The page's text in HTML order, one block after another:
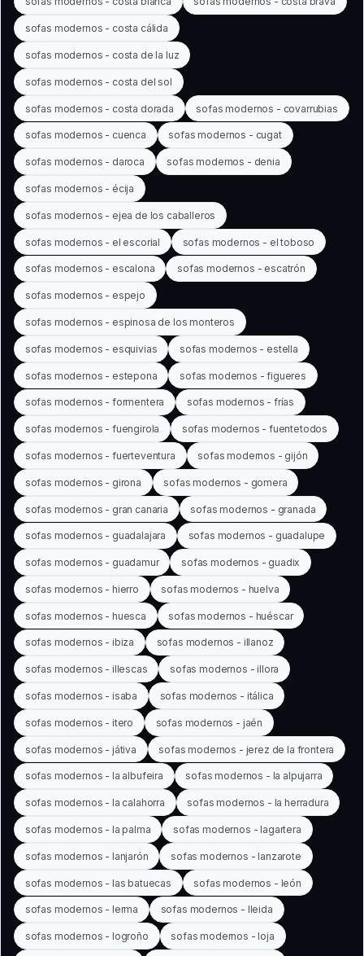
sofas modernos - costa cálida
sofas modernos - costa de la luz
sofas modernos - costa del sol
sofas modernos - costa dorada sofas modernos - covarrubias
sofas modernos - cuenca sofas modernos - cugat
sofas modernos - daroca sofas modernos - denia
sofas modernos - écija
sofas modernos - ejea de los caballeros
sofas modernos - el escorial sofas modernos - el toboso
sofas modernos - escalona sofas modernos - escatrón
sofas modernos - espejo
sofas modernos - espinosa de los monteros
sofas modernos - esquivias sofas modernos - estella
sofas modernos - estepona sofas modernos - figueres
sofas modernos - formentera sofas modernos - frías
sofas modernos - fuengirola sofas modernos - fuentetodos
sofas modernos - fuerteventura sofas modernos - gijón
sofas modernos - girona sofas modernos - gomera
sofas modernos - gran canaria sofas modernos - granada
sofas modernos - guadalajara sofas modernos - guadalupe
sofas modernos - guadamur sofas modernos - guadix
sofas modernos - hierro sofas modernos - huelva
sofas modernos - huesca sofas modernos - huéscar
sofas modernos - ibiza sofas modernos - illanoz
sofas modernos - illescas sofas modernos - illora
sofas modernos - isaba sofas modernos - itálica
sofas modernos - itero sofas modernos - jaén
sofas modernos - játiva sofas modernos - jerez de la frontera
sofas modernos - la albufeira sofas modernos - la alpujarra
sofas modernos - la calahorra sofas modernos - la herradura
sofas modernos - la palma sofas modernos - lagartera
sofas modernos - lanjarón sofas modernos - lanzarote
sofas modernos - las batuecas sofas modernos - león
sofas modernos - lerma sofas modernos - lleida
sofas modernos - logroño sofas modernos - loja